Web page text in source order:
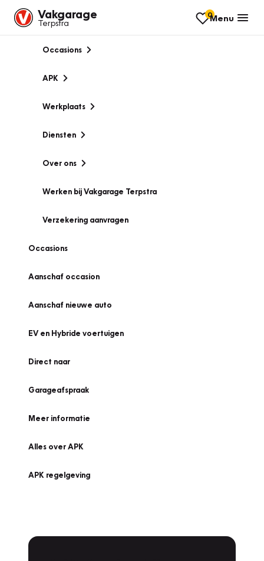
Vakgarage
Terpstra
0Menu
Occasions
APK
Werkplaats
Diensten
Over ons
Werken bij Vakgarage Terpstra
Verzekering aanvragen
Occasions
Aanschaf occasion
Aanschaf nieuwe auto
EV en Hybride voertuigen
Direct naar
Garageafspraak
Meer informatie
Alles over APK
APK regelgeving